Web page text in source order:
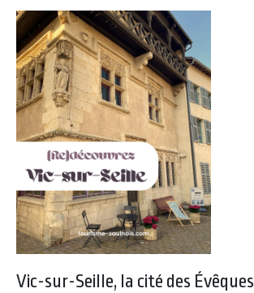
Vic-sur-Seille, la cité des Évêques